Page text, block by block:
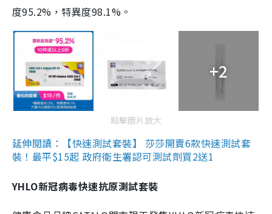
度95.2%，特異度98.1%。
+2
點擊圖片放大
延伸閱讀：【快速測試套裝】 莎莎開賣6款快速測試套
裝！最平$15起 政府衛生署認可測試劑買2送1
YHLO新冠病毒快速抗原測試套裝